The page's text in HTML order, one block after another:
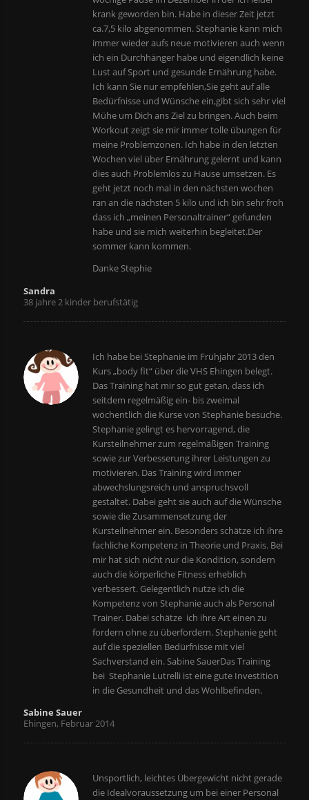
krank geworden bin. Habe in dieser Zeit jetzt
ca.7,5 kilo abgenommen. Stephanie kann mich
immer wieder aufs neue motivieren auch wenn
ich ein Durchhänger habe und eigendlich keine
Lust auf Sport und gesunde Ernährung habe.
Ich kann Sie nur empfehlen,Sie geht auf alle
Bedürfnisse und Wünsche ein,gibt sich sehr viel
Mühe um Dich ans Ziel zu bringen. Auch beim
Workout zeigt sie mir immer tolle übungen für
meine Problemzonen. Ich habe in den letzten
Wochen viel über Ernährung gelernt und kann
dies auch Problemlos zu Hause umsetzen. Es
geht jetzt noch mal in den nächsten wochen
ran an die nächsten 5 kilo und ich bin sehr froh
dass ich „meinen Personaltrainer“ gefunden
habe und sie mich weiterhin begleitet.Der
sommer kann kommen.
Danke Stephie
Sandra
38 jahre 2 kinder berufstätig
Ich habe bei Stephanie im Frühjahr 2013 den
Kurs „body fit“ über die VHS Ehingen belegt.
Das Training hat mir so gut getan, dass ich
seitdem regelmäßig ein- bis zweimal
wöchentlich die Kurse von Stephanie besuche.
Stephanie gelingt es hervorragend, die
Kursteilnehmer zum regelmäßigen Training
sowie zur Verbesserung ihrer Leistungen zu
motivieren. Das Training wird immer
abwechslungsreich und anspruchsvoll
gestaltet. Dabei geht sie auch auf die Wünsche
sowie die Zusammensetzung der
Kursteilnehmer ein. Besonders schätze ich ihre
fachliche Kompetenz in Theorie und Praxis. Bei
mir hat sich nicht nur die Kondition, sondern
auch die körperliche Fitness erheblich
verbessert. Gelegentlich nutze ich die
Kompetenz von Stephanie auch als Personal
Trainer. Dabei schätze ich ihre Art einen zu
fordern ohne zu überfordern. Stephanie geht
auf die speziellen Bedürfnisse mit viel
Sachverstand ein. Sabine SauerDas Training
bei Stephanie Lutrelli ist eine gute Investition
in die Gesundheit und das Wohlbefinden.
Sabine Sauer
Ehingen, Februar 2014
Unsportlich, leichtes Übergewicht nicht gerade
die Idealvoraussetzung um bei einer Personal